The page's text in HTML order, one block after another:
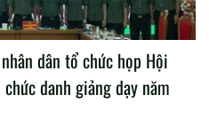
dân tổ chức họp Hội
danh giảng dạy năm